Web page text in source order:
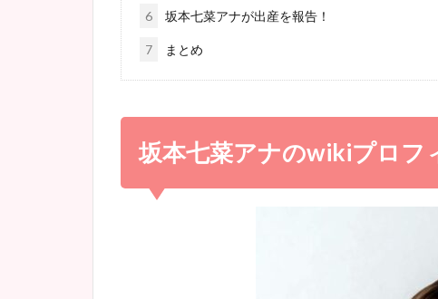
6 坂本七菜アナが出産を報告！
7 まとめ
坂本七菜アナのwikiプロフ